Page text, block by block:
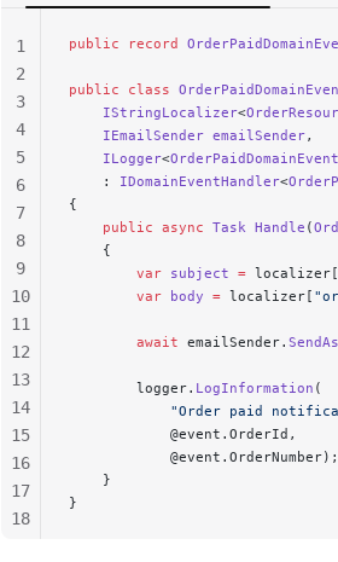
public record
public class
    IStringLocalizer
<
    IEmailSender
emailSender,
    ILogger
<
    :
IDomainEventHandler<
{
    public
async Task Handle (
    {
        var
subject = localizer[
        var
body = localizer[
        await
emailSender.
        logger.
LogInformation (
"Order paid
            @event.OrderId,
            @event.OrderNumber);
    }
}
1
2
3
4
5
6
7
8
9
10
11
12
13
14
15
16
17
18